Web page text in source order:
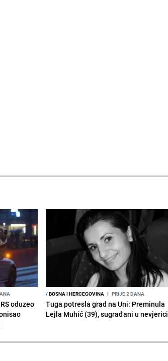
oduzeo
/BOSNA I HERCEGOVINA I PRIJE 2 DANA
Tuga potresla grad na Uni: Preminula
Lejla Muhić (39), sugrađani u nevjerici